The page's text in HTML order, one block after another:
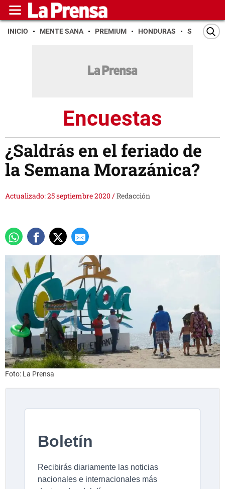
INICIO MENTE SANA PREMIUM HONDURAS SAN PEDRO
Encuestas
¿Saldrás en el feriado de
la Semana Morazánica?
Actualizado: 25 septiembre 2020/Redacción
Foto: La Prensa